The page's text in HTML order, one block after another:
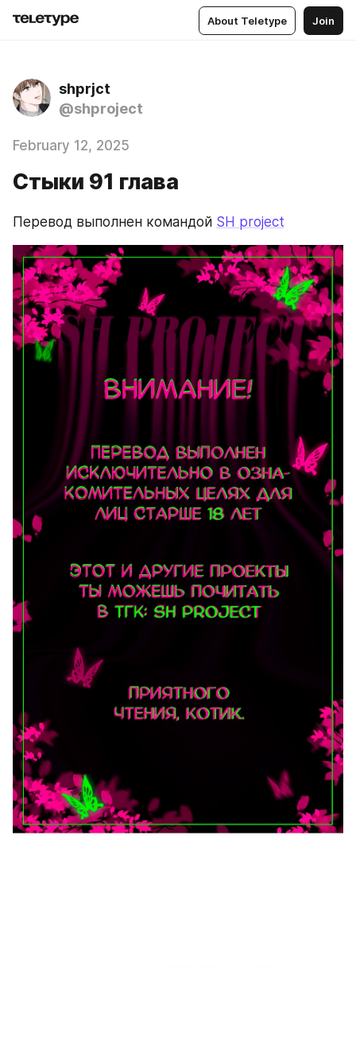
About Teletype Join
shprjct
@shproject
February 12, 2025
Стыки 91 глава
Перевод выполнен командой SH project